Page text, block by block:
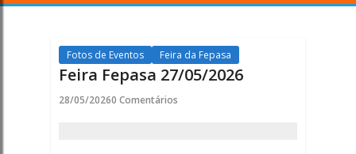
Online
Fotos de Eventos Feira da Fepasa
Feira Fepasa 27/05/2026
28/05/20260 Comentários